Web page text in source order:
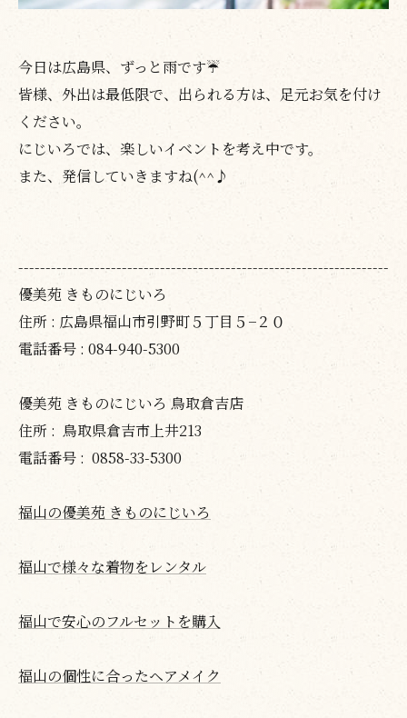
今日は広島県、ずっと雨です☔
皆様、外出は最低限で、出られる方は、足元お気を付け
ください。
にじいろでは、楽しいイベントを考え中です。
また、発信していきますね(^^♪
--------------------------------------------------------------------
優美苑 きものにじいろ
住所 : 広島県福山市引野町５丁目５−２０
電話番号 : 084-940-5300
優美苑 きものにじいろ 鳥取倉吉店
住所 : 鳥取県倉吉市上井213
電話番号 : 0858-33-5300
福山の優美苑 きものにじいろ
福山で様々な着物をレンタル
福山で安心のフルセットを購入
福山の個性に合ったヘアメイク